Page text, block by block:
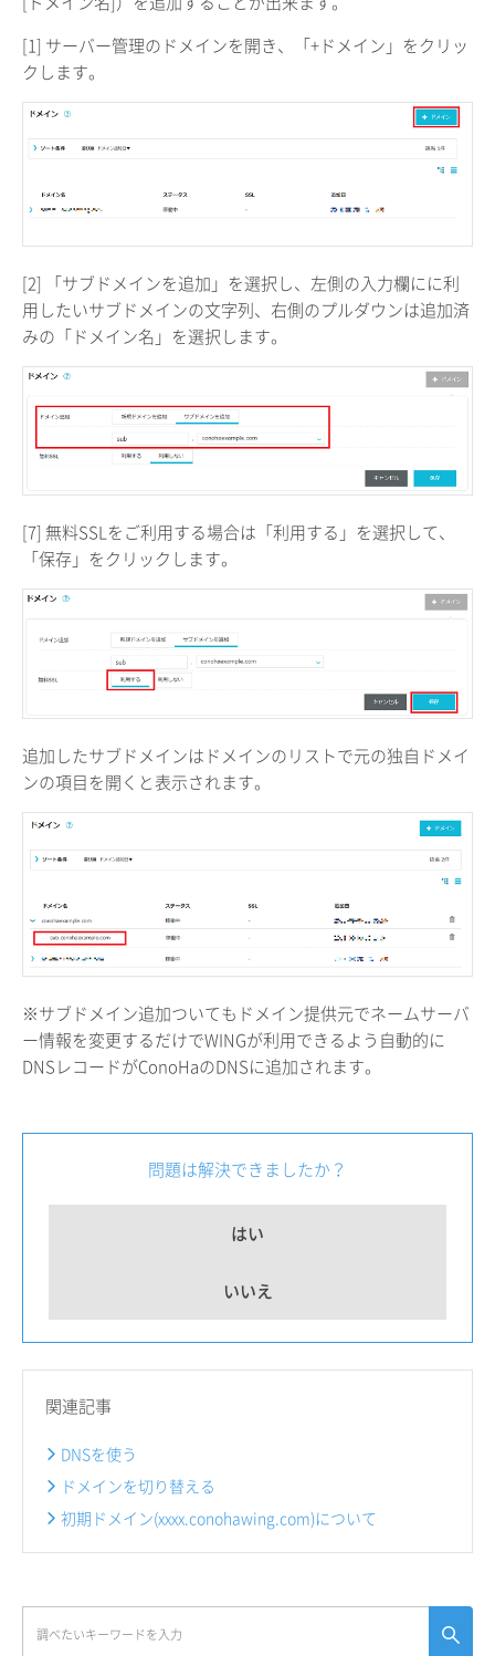
[1] サーバー管理のドメインを開き、「+ドメイン」をクリッ
クします。
[2] 「サブドメインを追加」を選択し、左側の入力欄にに利
用したいサブドメインの文字列、右側のプルダウンは追加済
みの「ドメイン名」を選択します。
[7] 無料SSLをご利用する場合は「利用する」を選択して、
「保存」をクリックします。
追加したサブドメインはドメインのリストで元の独自ドメイ
ンの項目を開くと表示されます。
※サブドメイン追加ついてもドメイン提供元でネームサーバ
ー情報を変更するだけでWINGが利用できるよう自動的に
DNSレコードがConoHaのDNSに追加されます。
問題は解決できましたか？
はい
いいえ
関連記事
DNSを使う
ドメインを切り替える
初期ドメイン(xxxx.conohawing.com)について